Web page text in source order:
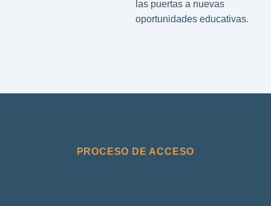
las puertas a nuevas
oportunidades educativas.
PROCESO DE ACCESO